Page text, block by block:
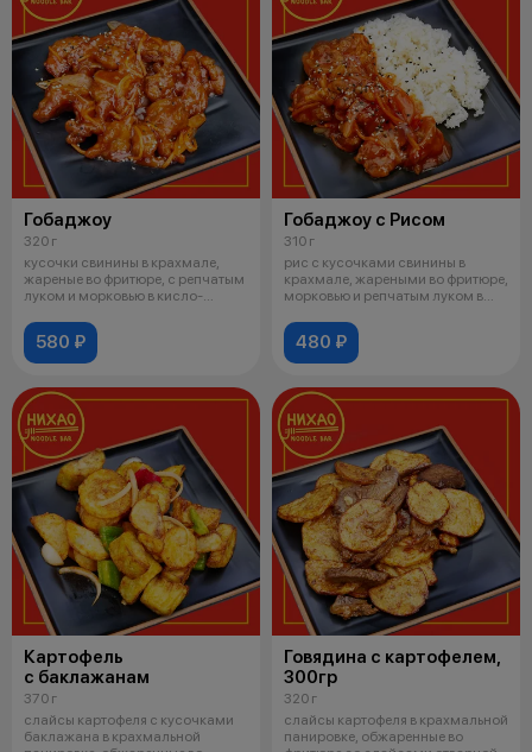
Гобаджоу
320 г
кусочки свинины в крахмале,
жареные во фритюре, с репчатым
луком и морковью в кисло-
580 ₽
Гобаджоу с Рисом
310 г
рис с кусочками свинины в
крахмале, жареными во фритюре,
морковью и репчатым луком в
480 ₽
Картофель
с баклажанам
370 г
слайсы картофеля с кусочками
баклажана в крахмальной
Говядина с картофелем,
300гр
320 г
слайсы картофеля в крахмальной
панировке, обжаренные во